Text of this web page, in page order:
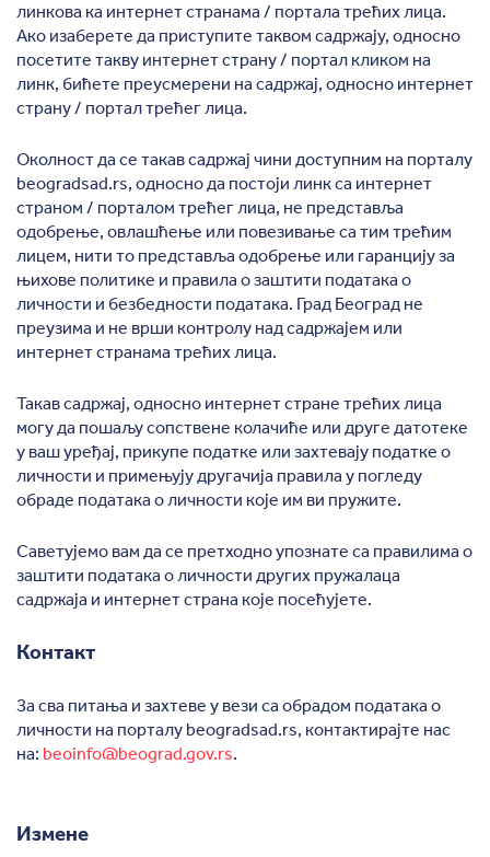
линкова ка интернет странама / портала трећих лица.
Ако изаберете да приступите таквом садржају, односно
посетите такву интернет страну / портал кликом на
линк, бићете преусмерени на садржај, односно интернет
страну / портал трећег лица.
Околност да се такав садржај чини доступним на порталу
beogradsad.rs, односно да постоји линк са интернет
страном / порталом трећег лица, не представља
одобрење, овлашћење или повезивање са тим трећим
лицем, нити то представља одобрење или гаранцију за
њихове политике и правила о заштити података о
личности и безбедности података. Град Београд не
преузима и не врши контролу над садржајем или
интернет странама трећих лица.
Такав садржај, односно интернет стране трећих лица
могу да пошаљу сопствене колачиће или друге датотеке
у ваш уређај, прикупе податке или захтевају податке о
личности и примењују другачија правила у погледу
обраде података о личности које им ви пружите.
Саветујемо вам да се претходно упознате са правилима о
заштити података о личности других пружалаца
садржаја и интернет страна које посећујете.
Контакт
За сва питања и захтеве у вези са обрадом података о
личности на порталу beogradsad.rs, контактирајте нас
на: beoinfo@beograd.gov.rs.
Измене